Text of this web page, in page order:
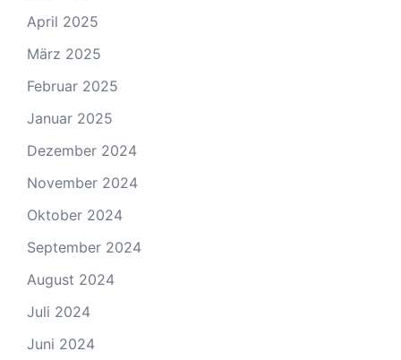
April 2025
März 2025
Februar 2025
Januar 2025
Dezember 2024
November 2024
Oktober 2024
September 2024
August 2024
Juli 2024
Juni 2024